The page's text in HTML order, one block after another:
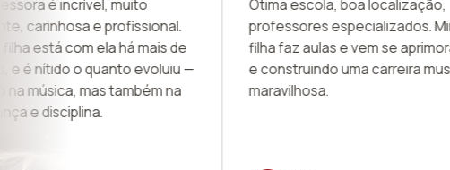
localização,
Minha
se aprimorando
carreira musical
Uma escola de primeiro mundo!
Quem não conhece está perdendo.
As proprietárias são muito
simpáticas e graduadas. Vale a pena
conhecer.